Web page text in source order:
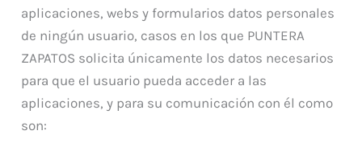
aplicaciones, webs y formularios datos personales
de ningún usuario, casos en los que PUNTERA
ZAPATOS solicita únicamente los datos necesarios
para que el usuario pueda acceder a las
aplicaciones, y para su comunicación con él como
son: